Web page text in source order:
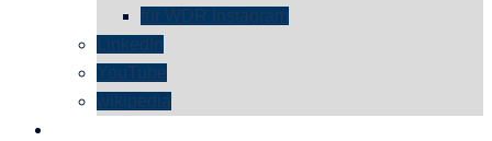
für WDR Instagram
LinkedIn
YouTube
wikipedia